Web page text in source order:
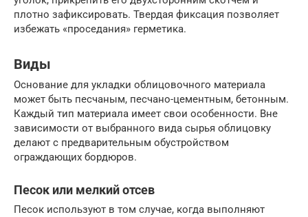
плотно зафиксировать. Твердая фиксация позволяет
избежать «проседания» герметика.
Виды
Основание для укладки облицовочного материала
может быть песчаным, песчано-цементным, бетонным.
Каждый тип материала имеет свои особенности. Вне
зависимости от выбранного вида сырья облицовку
делают с предварительным обустройством
ограждающих бордюров.
Песок или мелкий отсев
Песок используют в том случае, когда выполняют